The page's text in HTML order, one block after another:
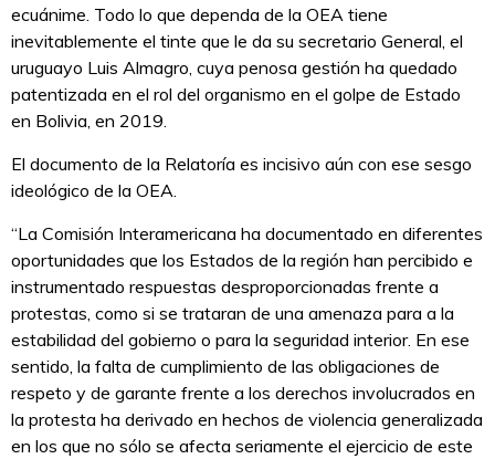
ecuánime. Todo lo que dependa de la OEA tiene
inevitablemente el tinte que le da su secretario General, el
uruguayo Luis Almagro, cuya penosa gestión ha quedado
patentizada en el rol del organismo en el golpe de Estado
en Bolivia, en 2019.
El documento de la Relatoría es incisivo aún con ese sesgo
ideológico de la OEA.
“La Comisión Interamericana ha documentado en diferentes
oportunidades que los Estados de la región han percibido e
instrumentado respuestas desproporcionadas frente a
protestas, como si se trataran de una amenaza para a la
estabilidad del gobierno o para la seguridad interior. En ese
sentido, la falta de cumplimiento de las obligaciones de
respeto y de garante frente a los derechos involucrados en
la protesta ha derivado en hechos de violencia generalizada
en los que no sólo se afecta seriamente el ejercicio de este